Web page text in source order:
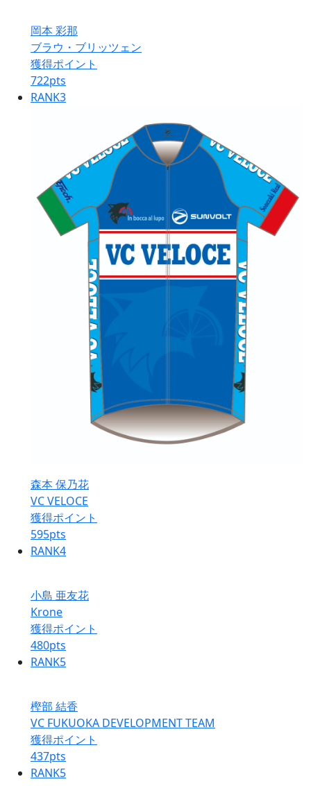
岡本 彩那
ブラウ・ブリッツェン
獲得ポイント
722pts
RANK3
森本 保乃花
VC VELOCE
獲得ポイント
595pts
RANK4
小島 亜友花
Krone
獲得ポイント
480pts
RANK5
樫部 結香
VC FUKUOKA DEVELOPMENT TEAM
獲得ポイント
437pts
RANK5